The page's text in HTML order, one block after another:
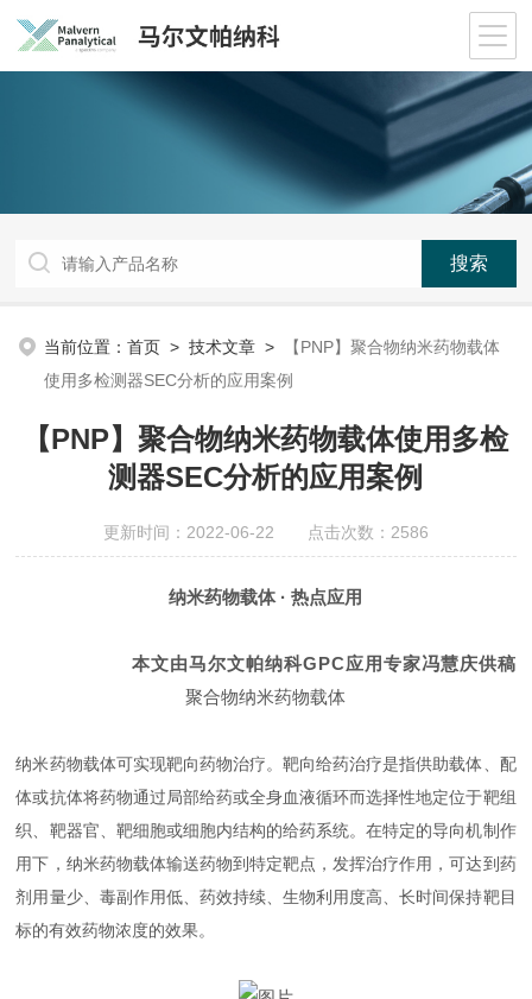
当前位置：首页 >技术文章 >
【PNP】聚合物纳米药物载体
使用多检测器SEC分析的应用案例
【PNP】聚合物纳米药物载体使用多检
测器SEC分析的应用案例
更新时间：2022-06-22 点击次数：2586
纳米药物载体 · 热点应用
本文由马尔文帕纳科GPC应用专家冯慧庆供稿
聚合物纳米药物载体
纳米药物载体可实现靶向药物治疗。靶向给药治疗是指供助载体、配
体或抗体将药物通过局部给药或全身血液循环而选择性地定位于靶组
织、靶器官、靶细胞或细胞内结构的给药系统。在特定的导向机制作
用下，纳米药物载体输送药物到特定靶点，发挥治疗作用，可达到药
剂用量少、毒副作用低、药效持续、生物利用度高、长时间保持靶目
标的有效药物浓度的效果。